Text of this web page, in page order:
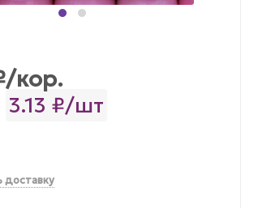
/кор.
3.13 ₽/шт
доставку